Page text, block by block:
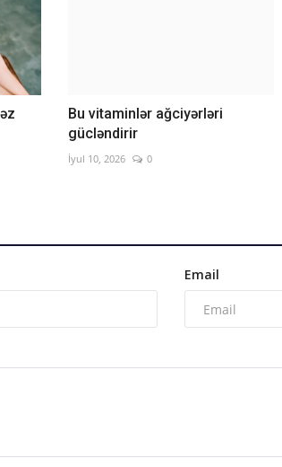
Bu vitaminlər ağciyərləri
gücləndirir
İyul 10, 2026 0
Email